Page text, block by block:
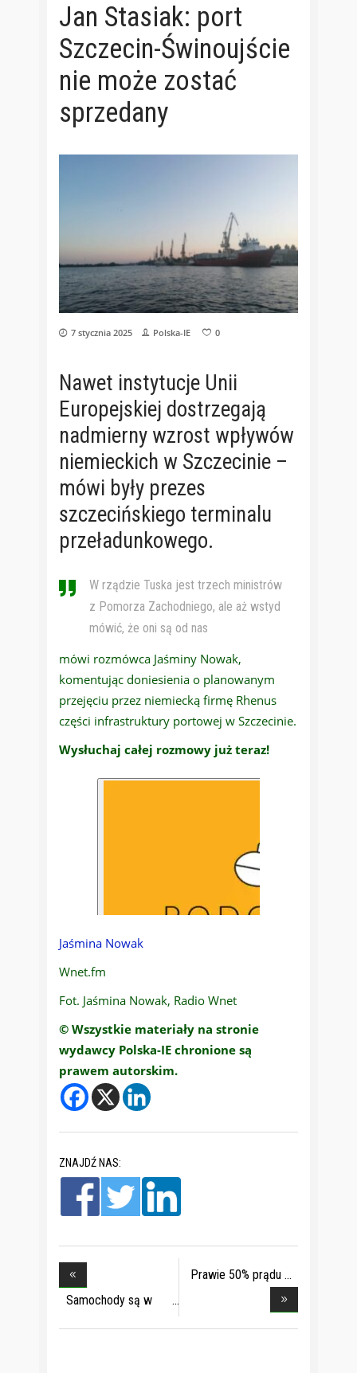
Jan Stasiak: port
Szczecin-Świnoujście
nie może zostać
sprzedany
7 stycznia 2025 Polska-IE 0
Nawet instytucje Unii
Europejskiej dostrzegają
nadmierny wzrost wpływów
niemieckich w Szczecinie –
mówi były prezes
szczecińskiego terminalu
przeładunkowego.
W rządzie Tuska jest trzech ministrów
z Pomorza Zachodniego, ale aż wstyd
mówić, że oni są od nas
mówi rozmówca Jaśminy Nowak,
komentując doniesienia o planowanym
przejęciu przez niemiecką firmę Rhenus
części infrastruktury portowej w Szczecinie.
Wysłuchaj całej rozmowy już teraz!
Jaśmina Nowak
Wnet.fm
Fot. Jaśmina Nowak, Radio Wnet
© Wszystkie materiały na stronie
wydawcy Polska-IE chronione są
prawem autorskim.
ZNAJDŹ NAS:
Samochody są w
zły
Prawie 50% prądu